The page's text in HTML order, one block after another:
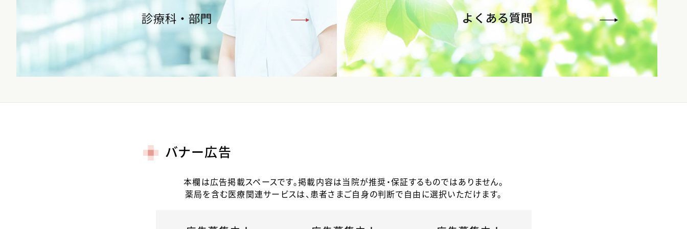
バナー広告
本欄は広告掲載スペースです。掲載内容は当院が推奨・保証するものではありません。
薬局を含む医療関連サービスは、患者さまご自身の判断で自由に選択いただけます。